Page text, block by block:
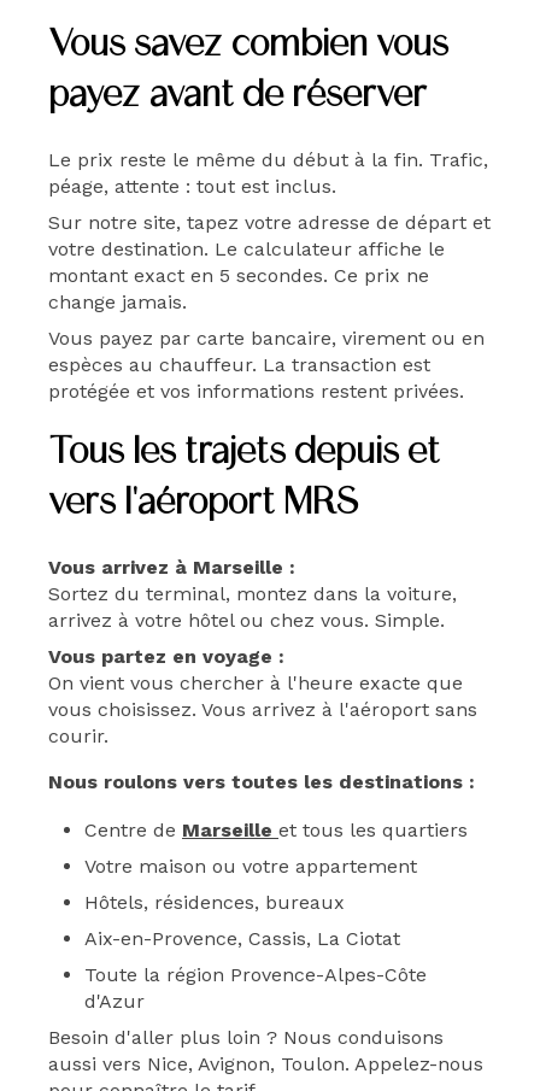
Vous savez combien vous
payez avant de réserver
Le prix reste le même du début à la fin. Trafic,
péage, attente : tout est inclus.
Sur notre site, tapez votre adresse de départ et
votre destination. Le calculateur affiche le
montant exact en 5 secondes. Ce prix ne
change jamais.
Vous payez par carte bancaire, virement ou en
espèces au chauffeur. La transaction est
protégée et vos informations restent privées.
Tous les trajets depuis et
vers l'aéroport MRS
Vous arrivez à Marseille :
Sortez du terminal, montez dans la voiture,
arrivez à votre hôtel ou chez vous. Simple.
Vous partez en voyage :
On vient vous chercher à l'heure exacte que
vous choisissez. Vous arrivez à l'aéroport sans
courir.
Nous roulons vers toutes les destinations :
Centre de Marseille et tous les quartiers
Votre maison ou votre appartement
Hôtels, résidences, bureaux
Aix-en-Provence, Cassis, La Ciotat
Toute la région Provence-Alpes-Côte
d'Azur
Besoin d'aller plus loin ? Nous conduisons
aussi vers Nice, Avignon, Toulon. Appelez-nous